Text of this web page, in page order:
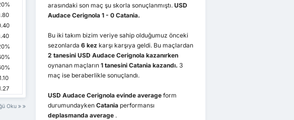
Oku
arasındaki son maç şu skorla sonuçlanmıştı. USD
Audace Cerignola 1 - 0 Catania.
Bu iki takım bizim veriye sahip olduğumuz önceki
sezonlarda 6 kezkarşı karşıya geldi. Bu maçlardan
2 tanesini USD Audace Cerignola kazanırken
oynanan maçların 1 tanesini Catania kazandı. 3
maç ise beraberlikle sonuçlandı.
USD Audace Cerignola evinde average form
durumundayken Cataniaperformansı
deplasmanda average .